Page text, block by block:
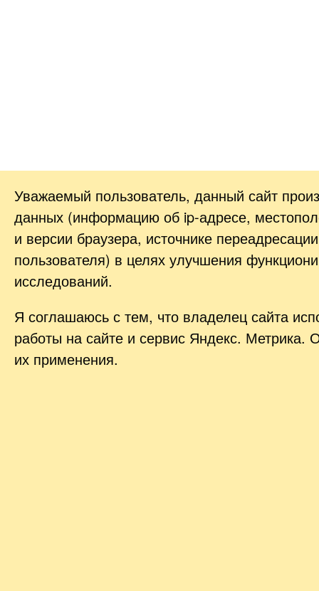
Уважаемый пользователь, данный сайт
данных (информацию об ip-адресе,
и версии браузера, источнике
пользователя) в целях улучшения
исследований.
Я соглашаюсь с тем, что владелец сайта
работы на сайте и сервис Яндекс. Метрика.
их применения.